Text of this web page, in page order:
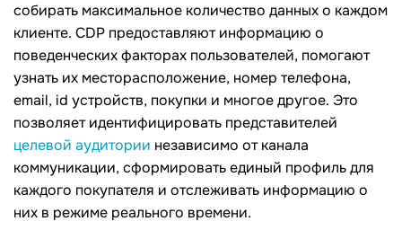
собирать максимальное количество данных о каждом
клиенте. CDР предоставляют информацию о
поведенческих факторах пользователей, помогают
узнать их месторасположение, номер телефона,
email, id устройств, покупки и многое другое. Это
позволяет идентифицировать представителей
целевой аудитории независимо от канала
коммуникации, сформировать единый профиль для
каждого покупателя и отслеживать информацию о
них в режиме реального времени.